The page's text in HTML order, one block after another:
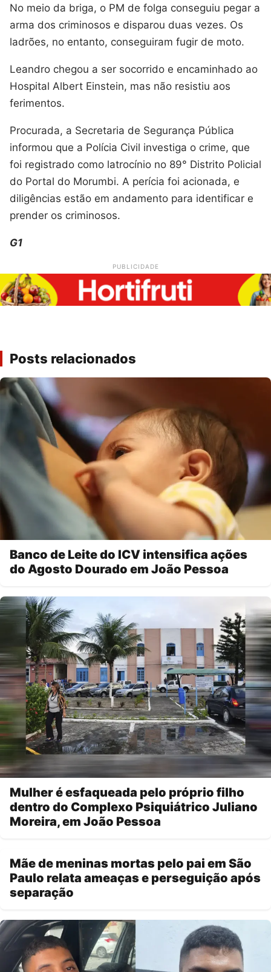
No meio da briga, o PM de folga conseguiu pegar a
arma dos criminosos e disparou duas vezes. Os
ladrões, no entanto, conseguiram fugir de moto.
Leandro chegou a ser socorrido e encaminhado ao
Hospital Albert Einstein, mas não resistiu aos
ferimentos.
Procurada, a Secretaria de Segurança Pública
informou que a Polícia Civil investiga o crime, que
foi registrado como latrocínio no 89° Distrito Policial
do Portal do Morumbi. A perícia foi acionada, e
diligências estão em andamento para identificar e
prender os criminosos.
G1
PUBLICIDADE
Posts relacionados
Banco de Leite do ICV intensifica ações
do Agosto Dourado em João Pessoa
Mulher é esfaqueada pelo próprio filho
dentro do Complexo Psiquiátrico Juliano
Moreira, em João Pessoa
Mãe de meninas mortas pelo pai em São
Paulo relata ameaças e perseguição após
separação